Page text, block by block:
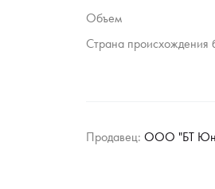
Объем
Страна происхождения
Продавец: ООО "БТ